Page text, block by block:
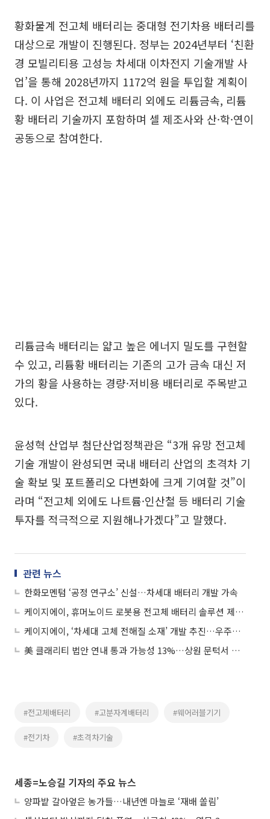
황화물계 전고체 배터리는 중대형 전기차용 배터리를
대상으로 개발이 진행된다. 정부는 2024년부터 ‘친환
경 모빌리티용 고성능 차세대 이차전지 기술개발 사
업’을 통해 2028년까지 1172억 원을 투입할 계획이
다. 이 사업은 전고체 배터리 외에도 리튬금속, 리튬
황 배터리 기술까지 포함하며 셀 제조사와 산·학·연이
공동으로 참여한다.
리튬금속 배터리는 얇고 높은 에너지 밀도를 구현할
수 있고, 리튬황 배터리는 기존의 고가 금속 대신 저
가의 황을 사용하는 경량·저비용 배터리로 주목받고
있다.
윤성혁 산업부 첨단산업정책관은 “3개 유망 전고체
기술 개발이 완성되면 국내 배터리 산업의 초격차 기
술 확보 및 포트폴리오 다변화에 크게 기여할 것”이
라며 “전고체 외에도 나트륨·인산철 등 배터리 기술
투자를 적극적으로 지원해나가겠다”고 말했다.
관련 뉴스
한화모멘텀 ‘공정 연구소’ 신설…차세대 배터리 개발 가속
케이지에이, 휴머노이드 로봇용 전고체 배터리 솔루션 제품 다각화
케이지에이, ‘차세대 고체 전해질 소재’ 개발 추진…우주ㆍ항공ㆍ방산용 전고체 배터리에 적용
美 클래리티 법안 연내 통과 가능성 13%…상원 문턱서 제동
#전고체배터리 #고분자계배터리 #웨어러블기기
#전기차 #초격차기술
세종=노승길 기자의 주요 뉴스
양파밭 갈아엎은 농가들…내년엔 마늘로 ‘재배 쏠림’